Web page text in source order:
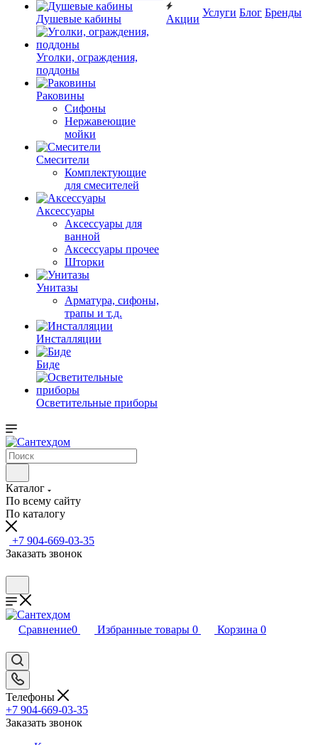
Душевые кабины
Уголки, ограждения,
поддоны
Раковины
Сифоны
Нержавеющие
мойки
Смесители
Комплектующие
для смесителей
Аксессуары
Аксессуары для
ванной
Аксессуары прочее
Шторки
Унитазы
Арматура, сифоны,
трапы и т.д.
Инсталляции
Биде
Осветительные приборы
Акции
Услуги Блог Бренды
Каталог
По всему сайту
По каталогу
+7 904-669-03-35
Заказать звонок
Сравнение0 Избранные товары 0 Корзина 0
Телефоны
+7 904-669-03-35
Заказать звонок